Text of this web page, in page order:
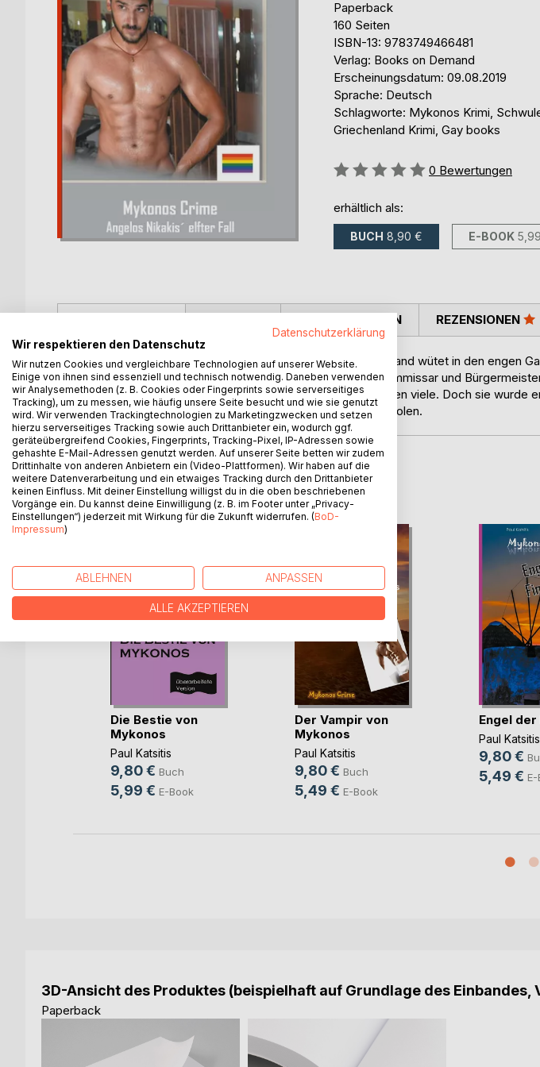
Paperback
160 Seiten
ISBN-13: 9783749466481
Verlag: Books on Demand
Erscheinungsdatum: 09.08.2019
Sprache: Deutsch
Schlagworte: Mykonos Krimi,
Griechenland Krimi, Gay books
Bewertung::
0 Bewertungen
erhältlich als:
BUCH 8,90 € E-BOOK
Der Alptraum aller Chora-Bewohner wird wahr. Ein Großbrand wütet in den engen
Aufgabe nicht nur für die Feuerwehr, sondern auch für Kommissar und
einem Haus findet man eine Leiche. Ein Brandopfer, denken viele. Doch sie wurde
und der Wiederaufbau lassen Angelos kaum Zeit Luft zu holen.
PRESSESTIMMEN REZENSIONEN
WEITERE TITEL BEIBoD
Die Bestie von
Mykonos
Paul Katsitis
9,80 € Buch
5,99 € E-Book
Der Vampir von
Mykonos
Paul Katsitis
9,80 € Buch
5,49 € E-Book
Engel
Paul Katsitis
9,80 €
5,49 €
3D-Ansicht des Produktes (beispielhaft auf Grundlage des
Paperback
Datenschutzerklärung
Wir respektieren den Datenschutz
Wir nutzen Cookies und vergleichbare Technologien auf unserer Website.
Einige von ihnen sind essenziell und technisch notwendig. Daneben verwenden
wir Analysemethoden (z. B. Cookies oder Fingerprints sowie serverseitiges
Tracking), um zu messen, wie häufig unsere Seite besucht und wie sie genutzt
wird. Wir verwenden Trackingtechnologien zu Marketingzwecken und setzen
hierzu serverseitiges Tracking sowie auch Drittanbieter ein, wodurch ggf.
geräteübergreifend Cookies, Fingerprints, Tracking-Pixel, IP-Adressen sowie
gehashte E-Mail-Adressen genutzt werden. Auf unserer Seite betten wir zudem
Drittinhalte von anderen Anbietern ein (Video-Plattformen). Wir haben auf die
weitere Datenverarbeitung und ein etwaiges Tracking durch den Drittanbieter
keinen Einfluss. Mit deiner Einstellung willigst du in die oben beschriebenen
Vorgänge ein. Du kannst deine Einwilligung (z. B. im Footer unter „Privacy-
Einstellungen“) jederzeit mit Wirkung für die Zukunft widerrufen. (BoD-
Impressum)
ABLEHNEN ANPASSEN
ALLE AKZEPTIEREN